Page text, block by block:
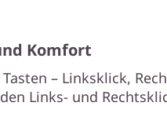
Komfort
– Linksklick,
Links- und